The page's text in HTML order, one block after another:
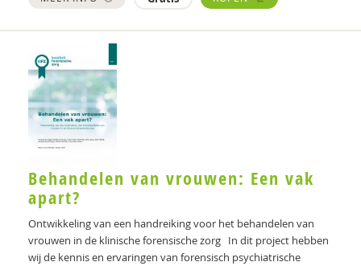
Jet Heering
Michiel van Hees
Katinka Hellweg
Koen Hermans
Bert van der Hoek
Max Huber
Willem Huijnk
Behandelen van vrouwen: Een vak
apart?
Ontwikkeling van een handreiking voor het behandelen van
vrouwen in de klinische forensische zorg In dit project hebben
wij de kennis en ervaringen van forensisch psychiatrische